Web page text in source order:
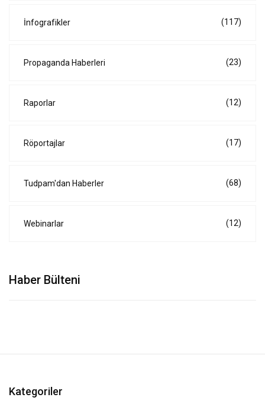
İnfografikler (117)
Propaganda Haberleri (23)
Raporlar (12)
Röportajlar (17)
Tudpam'dan Haberler (68)
Webinarlar (12)
Haber Bülteni
Kategoriler